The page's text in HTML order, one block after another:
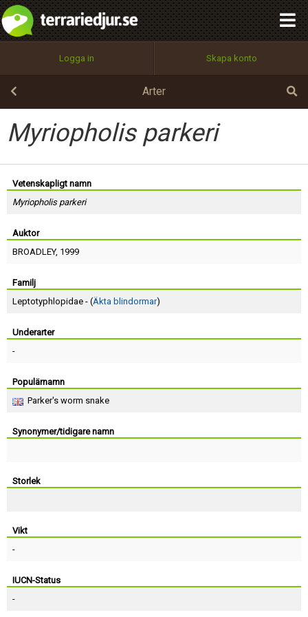
Logga in Skapa konto
Arter
Myriopholis parkeri
Vetenskapligt namn
Myriopholis parkeri
Auktor
BROADLEY, 1999
Familj
Leptotyphlopidae - (Äkta blindormar)
Underarter
-
Populärnamn
Parker's worm snake
Synonymer/tidigare namn
Storlek
Vikt
-
IUCN-Status
-
Utför
100%
OK
integritetspolicy
Namn:
Epost:
Användarnamn:
Lösenord:
Terms of Service
Skapa konto
Begär nytt lösenord
Tillbaka till förstasidan